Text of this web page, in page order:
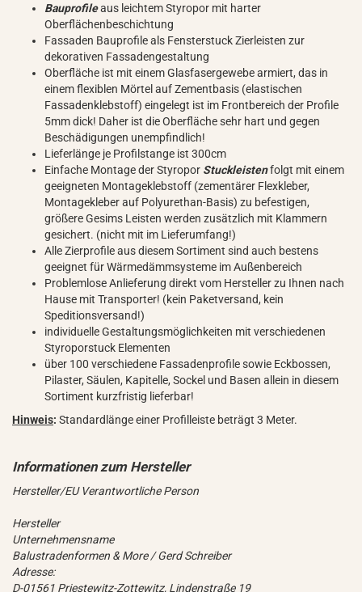
Bauprofileaus leichtem Styropor mit harter
Oberflächenbeschichtung
Fassaden Bauprofile als Fensterstuck Zierleisten zur
dekorativen Fassadengestaltung
Oberfläche ist mit einem Glasfasergewebe armiert, das in
einem flexiblen Mörtel auf Zementbasis (elastischen
Fassadenklebstoff) eingelegt ist im Frontbereich der Profile
5mm dick! Daher ist die Oberfläche sehr hart und gegen
Beschädigungen unempfindlich!
Lieferlänge je Profilstange ist 300cm
Einfache Montage der Styropor Stuckleistenfolgt mit einem
geeigneten Montageklebstoff (zementärer Flexkleber,
Montagekleber auf Polyurethan-Basis) zu befestigen,
größere Gesims Leisten werden zusätzlich mit Klammern
gesichert. (nicht mit im Lieferumfang!)
Alle Zierprofile aus diesem Sortiment sind auch bestens
geeignet für Wärmedämmsysteme im Außenbereich
Problemlose Anlieferung direkt vom Hersteller zu Ihnen nach
Hause mit Transporter! (kein Paketversand, kein
Speditionsversand!)
individuelle Gestaltungsmöglichkeiten mit verschiedenen
Styroporstuck Elementen
über 100 verschiedene Fassadenprofile sowie Eckbossen,
Pilaster, Säulen, Kapitelle, Sockel und Basen allein in diesem
Sortiment kurzfristig lieferbar!
Hinweis: Standardlänge einer Profilleiste beträgt 3 Meter.
Hersteller/EU Verantwortliche Person
Hersteller
Unternehmensname
Balustradenformen & More / Gerd Schreiber
Adresse:
D-01561 Priestewitz-Zottewitz, Lindenstraße 19